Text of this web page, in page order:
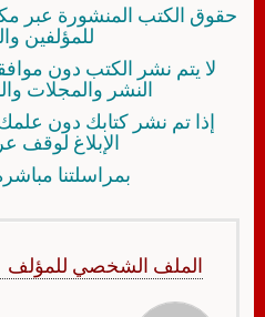
حقوق الكتب المنشورة عبر
للمؤلفين
لا يتم نشر الكتب دون
النشر والمجلات
إذا تم نشر كتابك دون
الإبلاغ لوقف
بمراسلتنا
الملف الشخصي للمؤلف